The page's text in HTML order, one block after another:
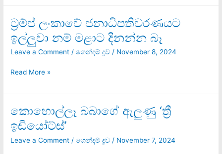
ශාස්ත්‍රයට
ලෙඩක්
හැදිලා
ට්‍රම්ප් ලංකාවේ ජනාධිපතිවරණයට
ඉල්ලුවා නම් මළාට දිනන්න බෑ
Leave a Comment /ගෙන්දම් දූව / November 8, 2024
ට්‍රම්ප්
ලංකාවේ
ජනාධිපතිවරණයට
ඉල්ලුවා
මළාට
බෑ
Read More »
කොහොල්ලෑ බබාගේ ඇලුණු ‘ත්‍රී
ඉඩියෝට්ස්’
Leave a Comment /ගෙන්දම් දූව / November 7, 2024
කොහොල්ලෑ
බබාගේ
ඇලුණු
‘ත්‍රී